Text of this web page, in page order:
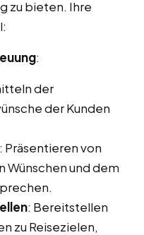
zu bieten. Ihre
:
der
der Kunden
: Präsentieren von
Wünschen und dem
: Bereitstellen
zu Reisezielen,